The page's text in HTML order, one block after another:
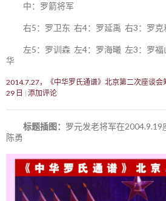
中：罗箭将军
右5：罗卫东 右4：罗延禹 右3：罗
左5：罗训森 左4：罗海曦 左3：罗
华
2014.7.27，《中华罗氏通谱》北京第二次座谈会
29 日
添加评论
标题插图： 罗元发老将军在
陈勇